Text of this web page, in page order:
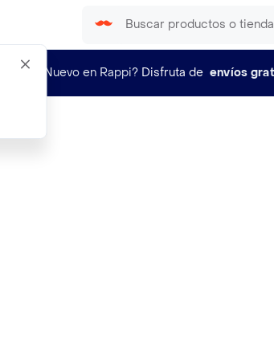
¿Nuevo en Rappi? Disfruta de envíos